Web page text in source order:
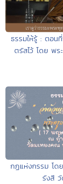
ธรรมให้รู้ : ตอน
ตรัสไว้ โดย พร
กฏแห่งกรรม โด
รังสี